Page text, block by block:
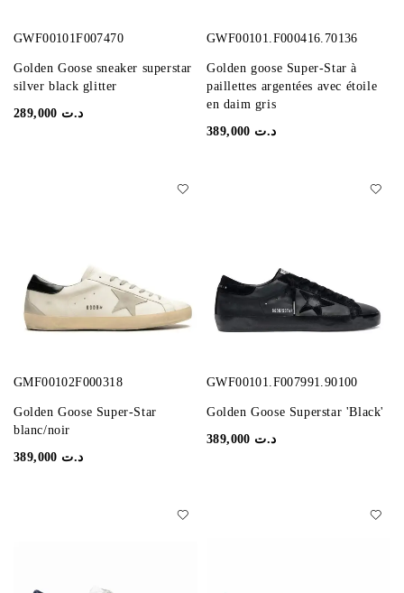
GWF00101F007470
Golden Goose sneaker superstar
silver black glitter
د.ت
GWF00101.F000416.70136
Golden goose Super-Star à
paillettes argentées avec étoile
en daim gris
د.ت
GMF00102F000318
Golden Goose Super-Star
blanc/noir
د.ت
GWF00101.F007991.90100
Golden Goose Superstar 'Black'
د.ت